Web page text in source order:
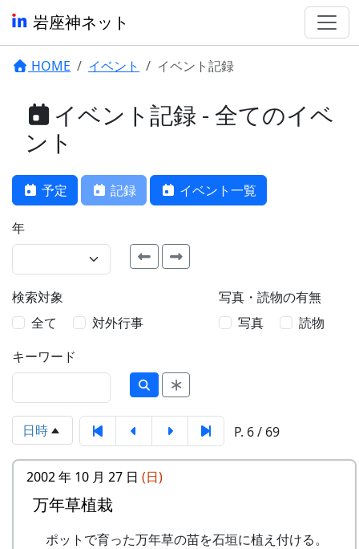
岩座神ネット
HOME イベント イベント記録
イベント記録 - 全てのイベ
ント
予定 記録 イベント一覧
年
検索対象
全て
対外行事
写真・読物の有無
写真
読物
キーワード
日時 P. 6 / 69
2002 年 10 月 27 日 (日)
万年草植栽
ポットで育った万年草の苗を石垣に植え付ける。